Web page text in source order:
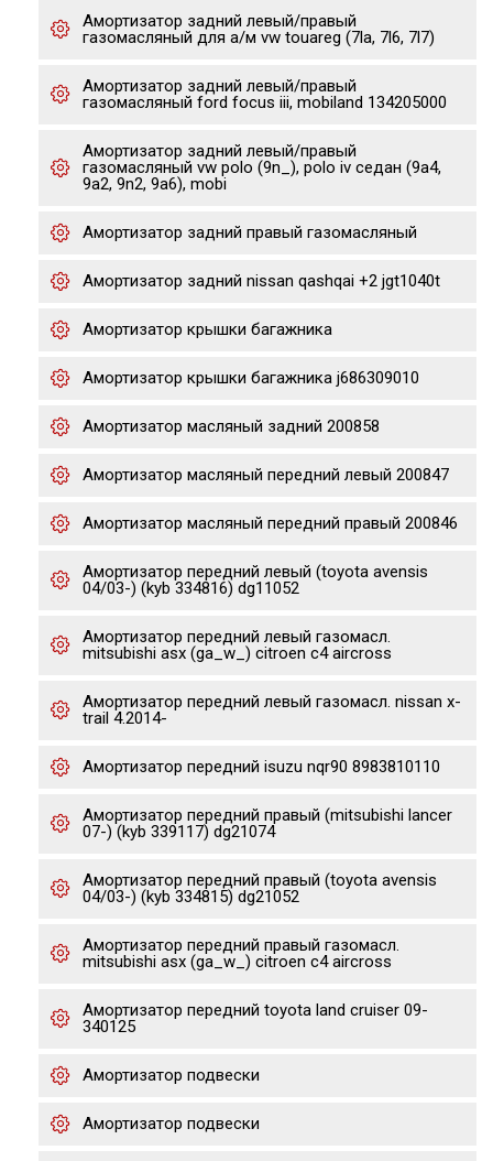
Амортизатор задний левый/правый
газомасляный для а/м vw touareg (7la, 7l6, 7l7)
Амортизатор задний левый/правый
газомасляный ford focus iii, mobiland 134205000
Амортизатор задний левый/правый
газомасляный vw polo (9n_), polo iv седан (9a4,
9a2, 9n2, 9a6), mobi
Амортизатор задний правый газомасляный
Амортизатор задний nissan qashqai +2 jgt1040t
Амортизатор крышки багажника
Амортизатор крышки багажника j686309010
Амортизатор масляный задний 200858
Амортизатор масляный передний левый 200847
Амортизатор масляный передний правый 200846
Амортизатор передний левый (toyota avensis
04/03-) (kyb 334816) dg11052
Амортизатор передний левый газомасл.
mitsubishi asx (ga_w_) citroen c4 aircross
Амортизатор передний левый газомасл. nissan x-
trail 4.2014-
Амортизатор передний isuzu nqr90 8983810110
Амортизатор передний правый (mitsubishi lancer
07-) (kyb 339117) dg21074
Амортизатор передний правый (toyota avensis
04/03-) (kyb 334815) dg21052
Амортизатор передний правый газомасл.
mitsubishi asx (ga_w_) citroen c4 aircross
Амортизатор передний toyota land cruiser 09-
340125
Амортизатор подвески
Амортизатор подвески